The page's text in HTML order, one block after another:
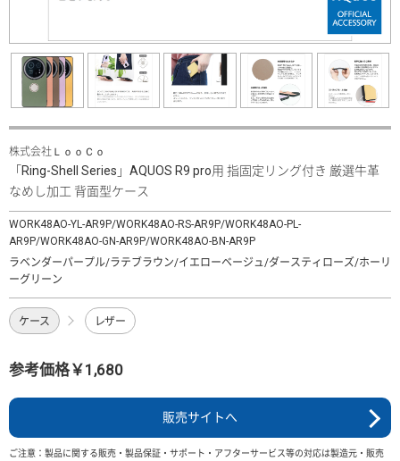
株式会社ＬｏｏＣｏ
「Ring-Shell Series」AQUOS R9 pro用 指固定リング付き 厳選牛革
なめし加工 背面型ケース
WORK48AO-YL-AR9P/WORK48AO-RS-AR9P/WORK48AO-PL-
AR9P/WORK48AO-GN-AR9P/WORK48AO-BN-AR9P
ラベンダーパープル/ラテブラウン/イエローベージュ/ダースティローズ/ホーリ
ーグリーン
ケース レザー
参考価格￥1,680
販売サイトへ
ご注意：製品に関する販売・製品保証・サポート・アフターサービス等の対応は製造元・販売